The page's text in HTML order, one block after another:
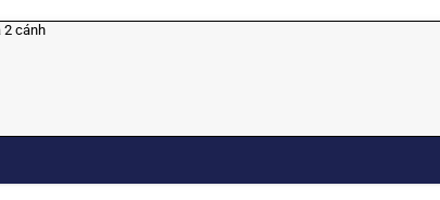
2 cánh